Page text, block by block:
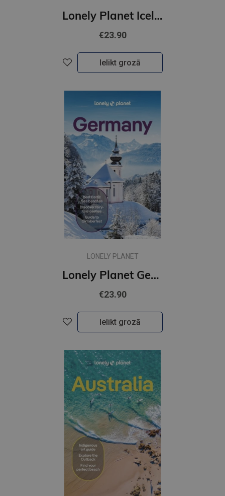
Lonely Planet Iceland
€23.90
Ielikt grozā
LONELY PLANET
Lonely Planet Germany
€23.90
Ielikt grozā